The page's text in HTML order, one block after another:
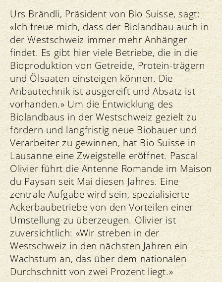
Urs Brändli, Präsident von Bio Suisse, sagt:
«Ich freue mich, dass der Biolandbau auch in
der Westschweiz immer mehr Anhänger
findet. Es gibt hier viele Betriebe, die in die
Bioproduktion von Getreide, Protein-trägern
und Ölsaaten einsteigen können. Die
Anbautechnik ist ausgereift und Absatz ist
vorhanden.» Um die Entwicklung des
Biolandbaus in der Westschweiz gezielt zu
fördern und langfristig neue Biobauer und
Verarbeiter zu gewinnen, hat Bio Suisse in
Lausanne eine Zweigstelle eröffnet. Pascal
Olivier führt die Antenne Romande im Maison
du Paysan seit Mai diesen Jahres. Eine
zentrale Aufgabe wird sein, spezialisierte
Ackerbaubetriebe von den Vorteilen einer
Umstellung zu überzeugen. Olivier ist
zuversichtlich: «Wir streben in der
Westschweiz in den nächsten Jahren ein
Wachstum an, das über dem nationalen
Durchschnitt von zwei Prozent liegt.»